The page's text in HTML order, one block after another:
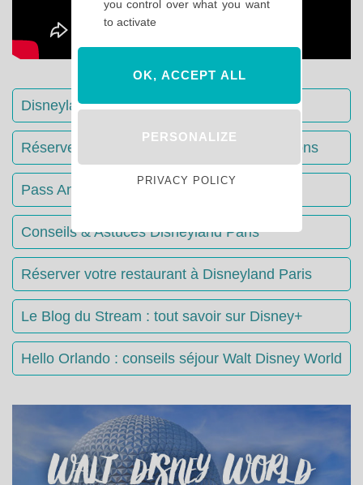
Disneyland Paris : Le guide complet
Réserver votre séjour : toutes les informations
Pass Annuels Disney : informations
Conseils & Astuces Disneyland Paris
Réserver votre restaurant à Disneyland Paris
Le Blog du Stream : tout savoir sur Disney+
Hello Orlando : conseils séjour Walt Disney World
you control over what you want
to activate
OK, ACCEPT ALL
PERSONALIZE
PRIVACY POLICY